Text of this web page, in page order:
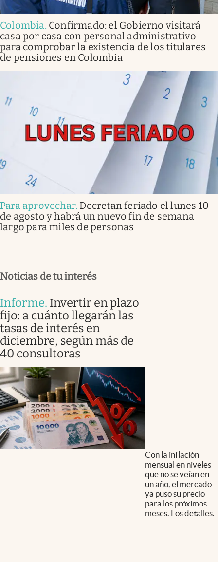
Colombia. Confirmado: el Gobierno visitará
casa por casa con personal administrativo
para comprobar la existencia de los titulares
de pensiones en Colombia
Para aprovechar. Decretan feriado el lunes 10
de agosto y habrá un nuevo fin de semana
largo para miles de personas
Noticias de tu interés
Informe. Invertir en plazo
fijo: a cuánto llegarán las
tasas de interés en
diciembre, según más de
40 consultoras
Con la inflación
mensual en niveles
que no se veían en
un año, el mercado
ya puso su precio
para los próximos
meses. Los detalles.